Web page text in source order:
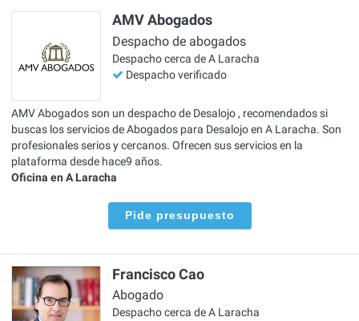
AMV Abogados
Despacho de abogados
Despacho cerca de A Laracha
Despacho verificado
AMV Abogados son un despacho de Desalojo , recomendados si
buscas los servicios de Abogados para Desalojo en A Laracha. Son
profesionales serios y cercanos. Ofrecen sus servicios en la
plataforma desde hace9 años.
Oficina en A Laracha
Pide presupuesto
Francisco Cao
Abogado
Despacho cerca de A Laracha